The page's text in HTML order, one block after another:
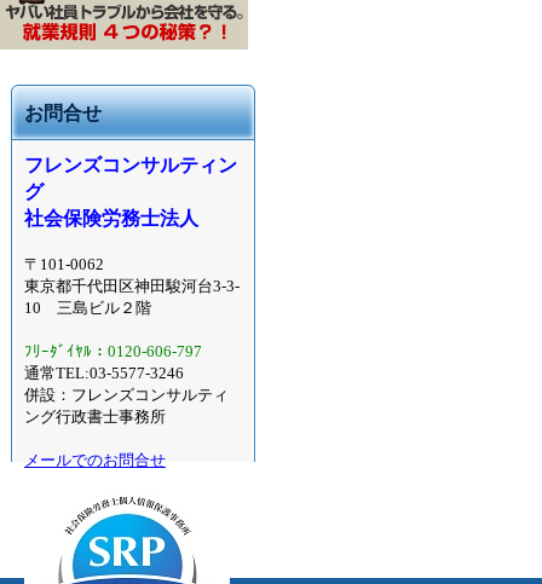
お問合せ
フレンズコンサルティン
グ
社会保険労務士法人
〒101-0062
東京都千代田区神田駿河台3-3-
10 三島ビル２階
ﾌﾘｰﾀﾞｲﾔﾙ：0120-606-797
通常TEL:03-5577-3246
併設：フレンズコンサルティ
ング行政書士事務所
メールでのお問合せ